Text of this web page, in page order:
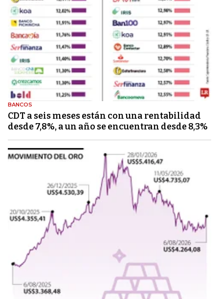
BANCOS
CDT a seis meses están con una rentabilidad
desde 7,8%, a un año se encuentran desde 8,3%